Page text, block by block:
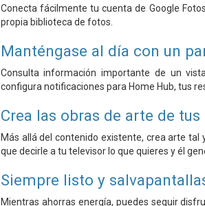
Conecta fácilmente tu cuenta de Google
propia biblioteca de fotos.
Manténgase al día con un
Consulta información importante de un
configura notificaciones para Home Hub, tus
Crea las obras de arte de
Más allá del contenido existente, crea arte tal
que decirle a tu televisor lo que quieres y él
Siempre listo y
Mientras ahorras energía, puedes seguir